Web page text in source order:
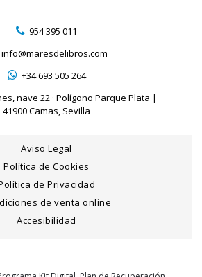
954 395 011
info@maresdelibros.com
+34 693 505 264
nave 22 · Polígono Parque Plata |
41900 Camas, Sevilla
Aviso Legal
Política de Cookies
de Privacidad
de venta online
Accesibilidad